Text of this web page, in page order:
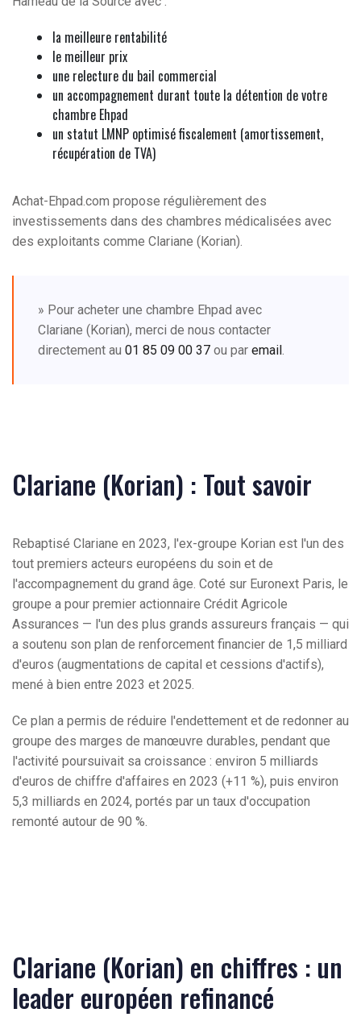
la meilleure rentabilité
le meilleur prix
une relecture du bail commercial
un accompagnement durant toute la détention de votre
chambre Ehpad
un statut LMNP optimisé fiscalement (amortissement,
récupération de TVA)
Achat-Ehpad.com propose régulièrement des
investissements dans des chambres médicalisées avec
des exploitants comme Clariane (Korian).
» Pour acheter une chambre Ehpad avec
Clariane (Korian), merci de nous contacter
directement au 01 85 09 00 37 ou par email
Clariane (Korian) : Tout savoir
Rebaptisé Clariane en 2023, l'ex-groupe Korian est l'un des
tout premiers acteurs européens du soin et de
l'accompagnement du grand âge. Coté sur Euronext Paris, le
groupe a pour premier actionnaire Crédit Agricole
Assurances — l'un des plus grands assureurs français — qui
a soutenu son plan de renforcement financier de 1,5 milliard
d'euros (augmentations de capital et cessions d'actifs),
mené à bien entre 2023 et 2025.
Ce plan a permis de réduire l'endettement et de redonner au
groupe des marges de manœuvre durables, pendant que
l'activité poursuivait sa croissance : environ 5 milliards
d'euros de chiffre d'affaires en 2023 (+11 %), puis environ
5,3 milliards en 2024, portés par un taux d'occupation
remonté autour de 90 %.
Clariane (Korian) en chiffres : un
leader européen refinancé